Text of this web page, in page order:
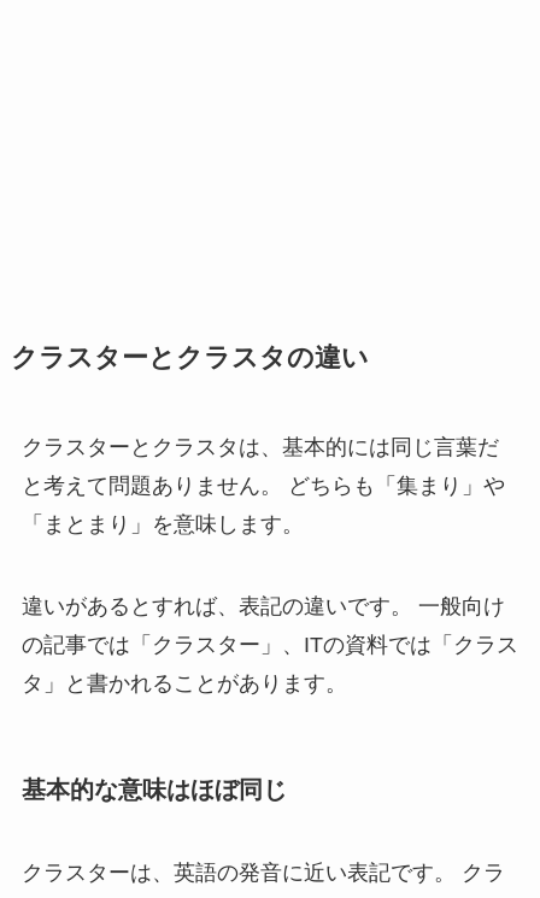
クラスターとクラスタの違い
クラスターとクラスタは、基本的には同じ言葉だ
と考えて問題ありません。 どちらも「集まり」や
「まとまり」を意味します。
違いがあるとすれば、表記の違いです。 一般向け
の記事では「クラスター」、ITの資料では「クラス
タ」と書かれることがあります。
基本的な意味はほぼ同じ
クラスターは、英語の発音に近い表記です。 クラ